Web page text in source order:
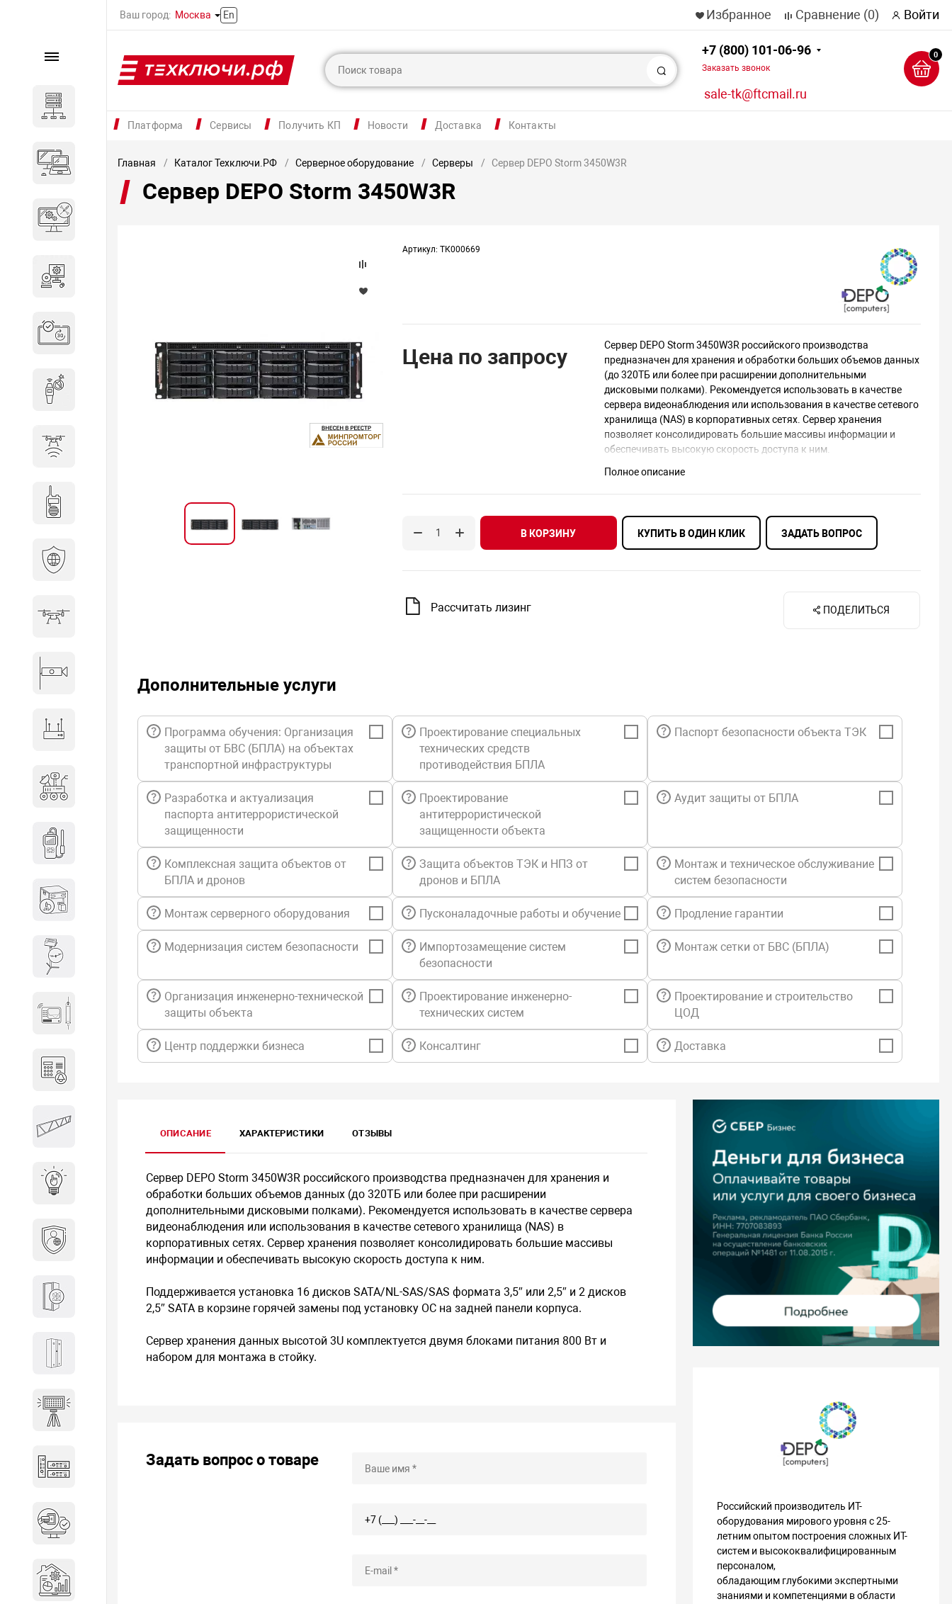
Ваш город: Москва En Избранное Сравнение (0) Войти
Поиск
+7 (800) 101-06-96
Заказать звонок
sale-tk@ftcmail.ru
0
Платформа Сервисы Получить КП Новости Доставка Контакты
Каталог
Компьютеры и ноутбуки
Комплектующие для
переговорных
Досмотровое оборудование
Сетевое оборудование
Антитеррористическое
оборудование
Дозиметрическое
оборудование
Атомно-эмиссионные
спектрометры
Весы и весовое оборудование
Гидроакустическое
металлоконструкции
Интерактивные решения
Информационная
безопасность
Промышленное оборудование
Главная Каталог Техключи.РФ Серверное оборудование Серверы Сервер DEPO Storm 3450W3R
Сервер DEPO Storm 3450W3R
Артикул: ТК000669
Цена по запросу
Сервер DEPO Storm 3450W3R российского производства
предназначен для хранения и обработки больших объемов данных
(до 320ТБ или более при расширении дополнительными
дисковыми полками). Рекомендуется использовать в качестве
сервера видеонаблюдения или использования в качестве сетевого
хранилища (NAS) в корпоративных сетях. Сервер хранения
позволяет консолидировать большие массивы информации и
обеспечивать высокую скорость доступа к ним.
Поддерживается установка 16 дисков SATA/NL-SAS/SAS формата
3,5″ или 2,5″ и 2 дисков 2,5″ SATA в корзине горячей замены под
Сервер хранения данных высотой 3U комплектуется двумя
блоками питания 800 Вт и набором для монтажа в стойку.
Полное описание
В КОРЗИНУ КУПИТЬ В ОДИН КЛИК ЗАДАТЬ ВОПРОС
Рассчитать лизинг ПОДЕЛИТЬСЯ
Дополнительные услуги
Программа обучения: Организация
защиты от БВС (БПЛА) на объектах
транспортной инфраструктуры
Проектирование специальных
технических средств
противодействия БПЛА
Паспорт безопасности объекта ТЭК
Разработка и актуализация
паспорта антитеррористической
защищенности
Проектирование
антитеррористической
защищенности объекта
Аудит защиты от БПЛА
Комплексная защита объектов от
БПЛА и дронов
Защита объектов ТЭК и НПЗ от
дронов и БПЛА
Монтаж и техническое обслуживание
систем безопасности
Монтаж серверного оборудования Пусконаладочные работы и обучение Продление гарантии
Модернизация систем безопасности
Импортозамещение систем
безопасности
Монтаж сетки от БВС (БПЛА)
Организация инженерно-технической
защиты объекта
Проектирование инженерно-
технических систем
Проектирование и строительство
ЦОД
Центр поддержки бизнеса Консалтинг Доставка
ОПИСАНИЕ ХАРАКТЕРИСТИКИ ОТЗЫВЫ
Сервер DEPO Storm 3450W3R российского производства предназначен для хранения и
обработки больших объемов данных (до 320ТБ или более при расширении
дополнительными дисковыми полками). Рекомендуется использовать в качестве сервера
видеонаблюдения или использования в качестве сетевого хранилища (NAS) в
корпоративных сетях. Сервер хранения позволяет консолидировать большие массивы
информации и обеспечивать высокую скорость доступа к ним.
Поддерживается установка 16 дисков SATA/NL-SAS/SAS формата 3,5″ или 2,5″ и 2 дисков
2,5″ SATA в корзине горячей замены под установку ОС на задней панели корпуса.
Сервер хранения данных высотой 3U комплектуется двумя блоками питания 800 Вт и
набором для монтажа в стойку.
Задать вопрос о товаре
Российский производитель ИТ-
оборудования мирового уровня с 25-
летним опытом построения сложных ИТ-
систем и высококвалифицированным
персоналом,
обладающим глубокими экспертными
знаниями и компетенциями в области